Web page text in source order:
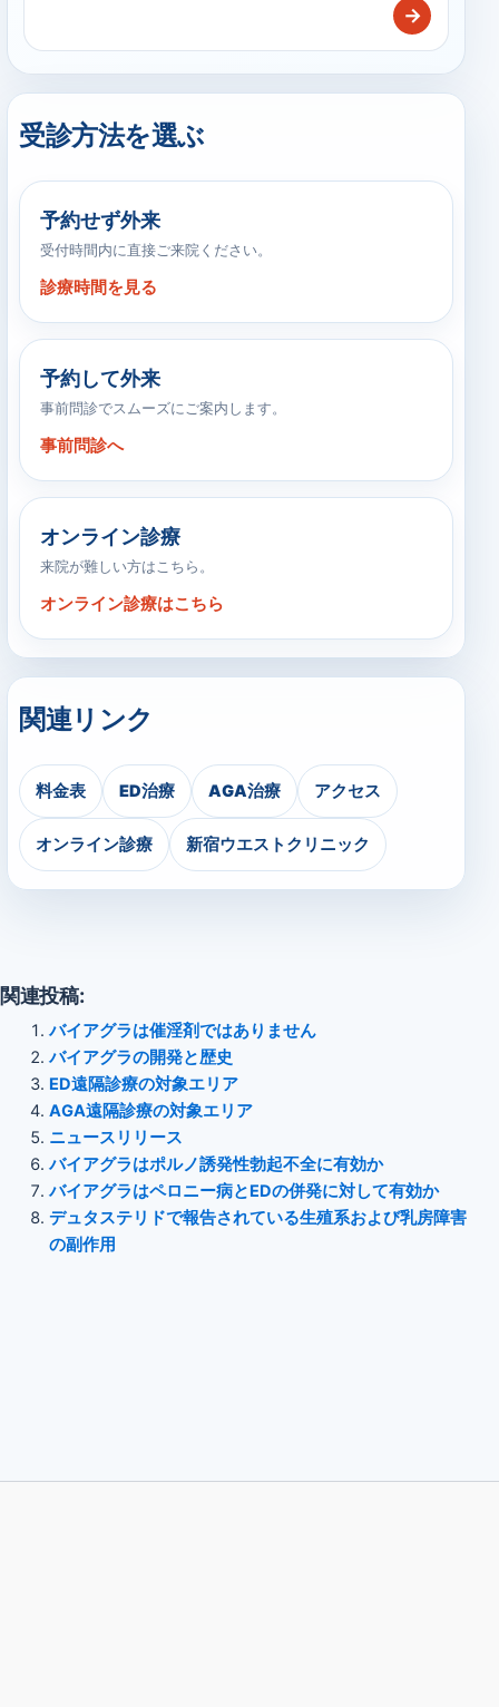
→
受診方法を選ぶ
予約せず外来
受付時間内に直接ご来院ください。
診療時間を見る
予約して外来
事前問診でスムーズにご案内します。
事前問診へ
オンライン診療
来院が難しい方はこちら。
オンライン診療はこちら
関連リンク
料金表 ED治療 AGA治療 アクセス
オンライン診療 新宿ウエストクリニック
関連投稿:
バイアグラは催淫剤ではありません
バイアグラの開発と歴史
ED遠隔診療の対象エリア
AGA遠隔診療の対象エリア
ニュースリリース
バイアグラはポルノ誘発性勃起不全に有効か
バイアグラはペロニー病とEDの併発に対して有効か
デュタステリドで報告されている生殖系および乳房障害
の副作用